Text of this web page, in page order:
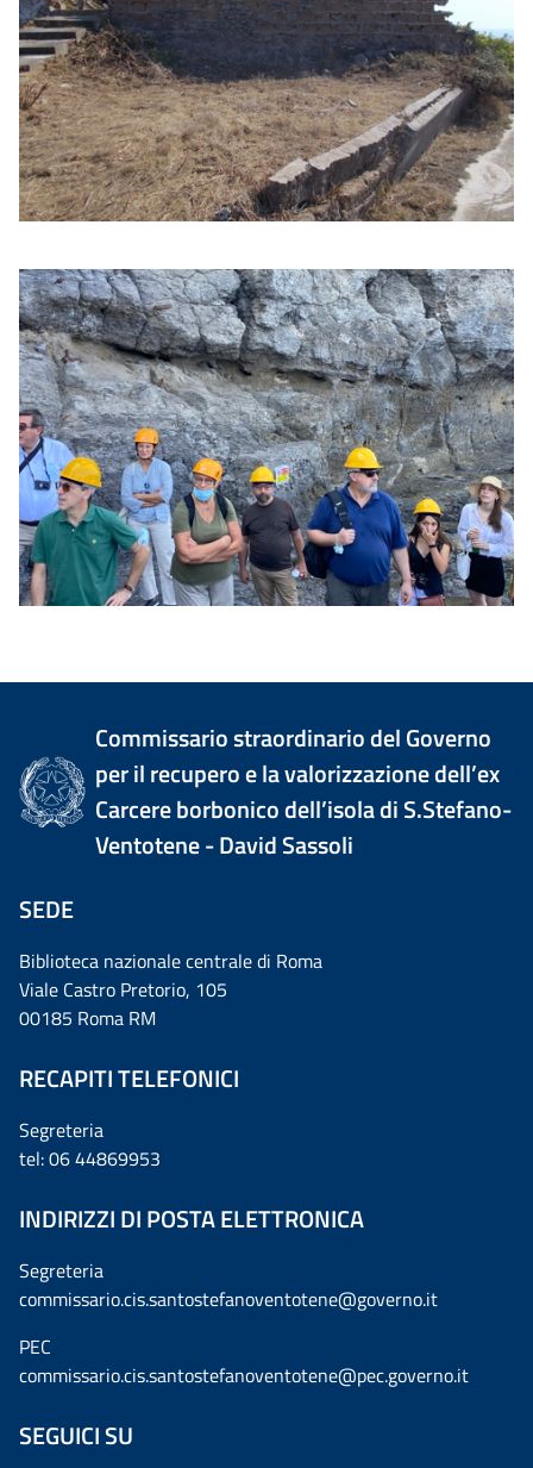
Commissario straordinario del Governo
per il recupero e la valorizzazione dell’ex
Carcere borbonico dell’isola di S.Stefano-
Ventotene - David Sassoli
SEDE
Biblioteca nazionale centrale di Roma
Viale Castro Pretorio, 105
00185 Roma RM
RECAPITI TELEFONICI
Segreteria
tel: 06 44869953
INDIRIZZI DI POSTA ELETTRONICA
Segreteria
commissario.cis.santostefanoventotene@governo.it
PEC
commissario.cis.santostefanoventotene@pec.governo.it
SEGUICI SU